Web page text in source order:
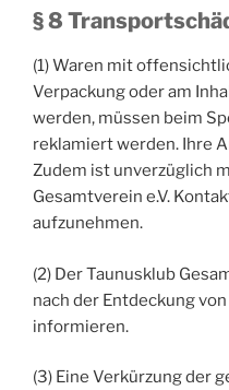
§ 8
(1) Waren mit
Verpackung oder am
werden, müssen beim
reklamiert werden. Ihre
Zudem ist unverzüglich
Gesamtverein e.V.
aufzunehmen.
(2) Der Taunusklub
nach der Entdeckung
informieren.
(3) Eine Verkürzung der